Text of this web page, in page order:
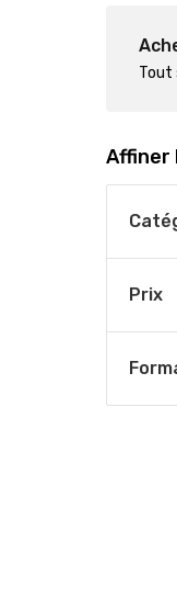
Tout
Affiner
Prix